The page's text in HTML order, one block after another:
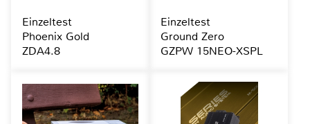
Einzeltest
Phoenix Gold
ZDA4.8
Einzeltest
Ground Zero
GZPW 15NEO-XSPL